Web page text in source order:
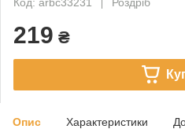
219 ₴
Опис Характеристики